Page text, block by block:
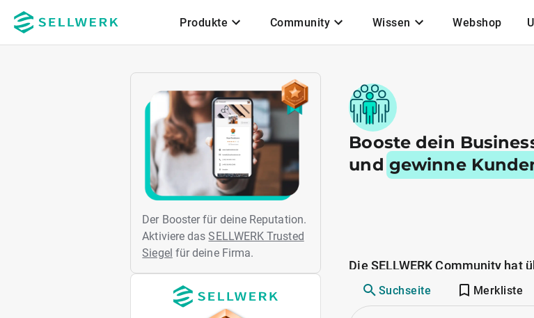
Zum Hauptinhalt
Produkte Community Wissen Webshop
Der Booster für deine Reputation.
Aktiviere dasSELLWERK Trusted
Siegel für deine Firma.
Booste dein
und gewinne
Die SELLWERK Community hat
Suchseite Merkliste